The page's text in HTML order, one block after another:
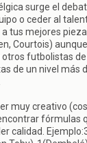
surge el
o ceder al
tus mejores
Courtois)
futbolistas
de un nivel más
muy creativo
fórmulas
calidad.